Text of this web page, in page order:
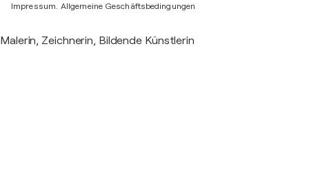
Impressum. Allgemeine Geschäftsbedingungen
Malerin, Zeichnerin, Bildende Künstlerin